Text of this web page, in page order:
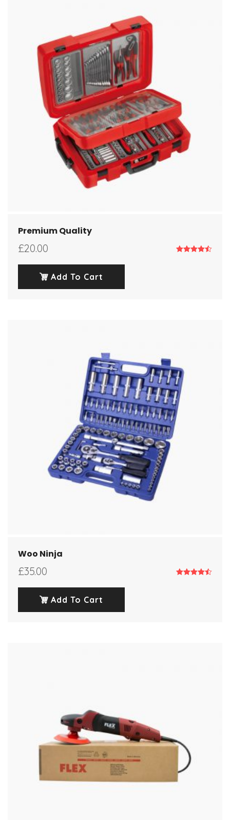
Premium Quality
£20.00
Add To Cart
Woo Ninja
£35.00
Add To Cart